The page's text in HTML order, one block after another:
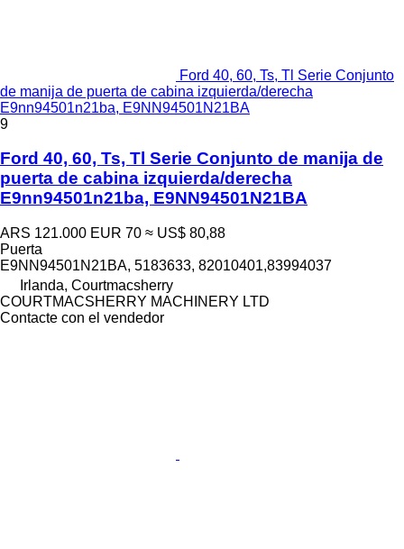
Ford 40, 60, Ts, Tl Serie Conjunto
de manija de puerta de cabina izquierda/derecha
E9nn94501n21ba, E9NN94501N21BA
9
Ford 40, 60, Ts, Tl Serie Conjunto de manija de
puerta de cabina izquierda/derecha
E9nn94501n21ba, E9NN94501N21BA
ARS 121.000 EUR 70 ≈ US$ 80,88
Puerta
E9NN94501N21BA, 5183633, 82010401,83994037
Irlanda, Courtmacsherry
COURTMACSHERRY MACHINERY LTD
Contacte con el vendedor